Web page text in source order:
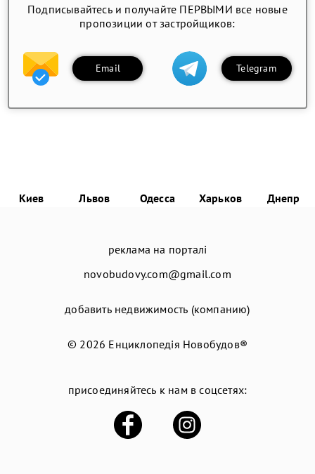
Подписывайтесь и получайте ПЕРВЫМИ все новые
пропозиции от застройщиков:
Email Telegram
Киев Львов Одесса Харьков Днепр
реклама на порталі
novobudovy.com@gmail.com
добавить недвижимость (компанию)
© 2026 Енциклопедія Новобудов®
присоединяйтесь к нам в соцсетях: